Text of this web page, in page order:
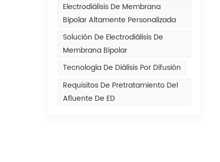
Electrodiálisis De Membrana
Bipolar Altamente Personalizada
Solución De Electrodiálisis De
Membrana Bipolar
Tecnología De Diálisis Por Difusión
Requisitos De Pretratamiento Del
Afluente De ED